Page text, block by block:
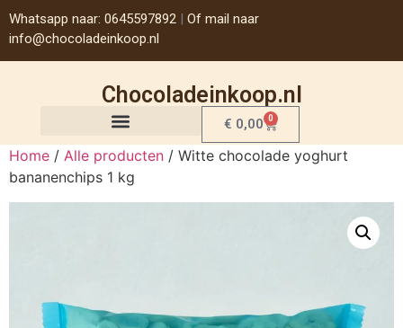
Whatsapp naar: 0645597892 | Of mail naar
info@chocoladeinkoop.nl
Chocoladeinkoop.nl
€ 0,00 0
Home / Alle producten / Witte chocolade yoghurt
bananenchips 1 kg